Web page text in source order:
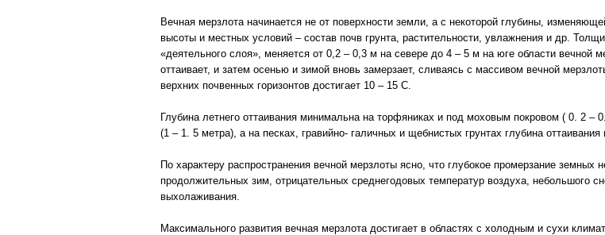
Вечная мерзлота начинается не от поверхности земли, а с некоторой глубины,
высоты и местных условий – состав почв грунта, растительности, увлажнения и др.
«деятельного слоя», меняется от 0,2 – 0,3 м на севере до 4 – 5 м на юге области вечной
оттаивает, и затем осенью и зимой вновь замерзает, сливаясь с массивом вечной
верхних почвенных горизонтов достигает 10 – 15 С.
Глубина летнего оттаивания минимальна на торфяниках и под моховым покровом ( 0. 2
(1 – 1. 5 метра), а на песках, гравийно- галичных и щебнистых грунтах глубина
По характеру распространения вечной мерзлоты ясно, что глубокое промерзание земных
продолжительных зим, отрицательных среднегодовых температур воздуха, небольшого
выхолаживания.
Максимального развития вечная мерзлота достигает в областях с холодным и сухи